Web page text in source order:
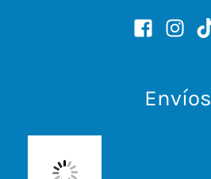
Envíos